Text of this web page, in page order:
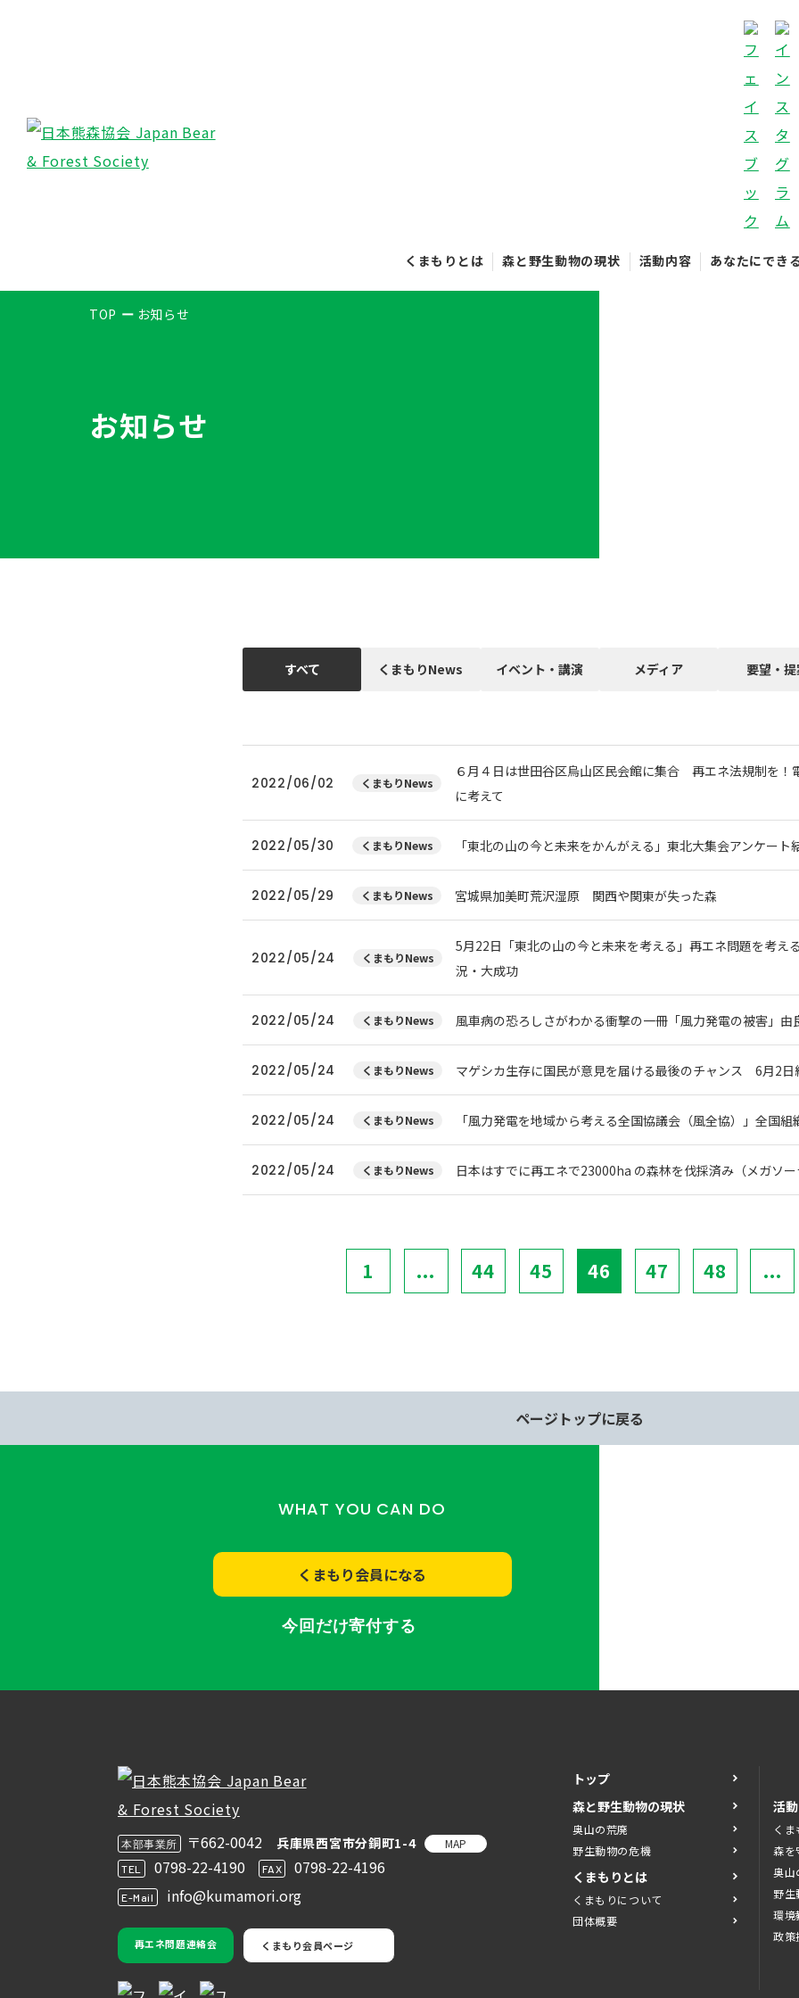
くまもりとは 森と野生動物の現状 活動内容 あなたにでき
TOP お知らせ
お知らせ
すべて くまもりNews イベント・講演 メディア 要望・
2022/06/02 くまもりNews
６月４日は世田谷区烏山区民会館に集合 再エネ法規制を！
に考えて
2022/05/30 くまもりNews 「東北の山の今と未来をかんがえる」東北大集会アンケート
2022/05/29 くまもりNews 宮城県加美町荒沢湿原 関西や関東が失った森
2022/05/24 くまもりNews
5月22日「東北の山の今と未来を考える」再エネ問題を考
況・大成功
2022/05/24 くまもりNews 風車病の恐ろしさがわかる衝撃の一冊「風力発電の被害」由
2022/05/24 くまもりNews マゲシカ生存に国民が意見を届ける最後のチャンス 6月2
2022/05/24 くまもりNews 「風力発電を地域から考える全国協議会（風全協）」全国
2022/05/24 くまもりNews 日本はすでに再エネで23000ha の森林を伐採済み（メガソ
1 ... 44 45 46 47 48 ...
ページトップに戻る
WHAT YOU CAN DO
くまもり会員になる
今回だけ寄付する
本部事業所 〒662-0042 兵庫県西宮市分銅町1-4 MAP
TEL 0798-22-4190 FAX 0798-22-4196
E-Mail info@kumamori.org
再エネ問題連絡会 くまもり会員ページ
トップ
森と野生動物の現状
奥山の荒廃
野生動物の危機
くまもりとは
くまもりについて
団体概要
活
く
森を
奥山
野生
環境
政策